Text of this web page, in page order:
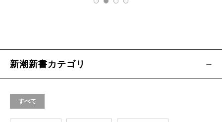
新潮新書カテゴリ
すべて